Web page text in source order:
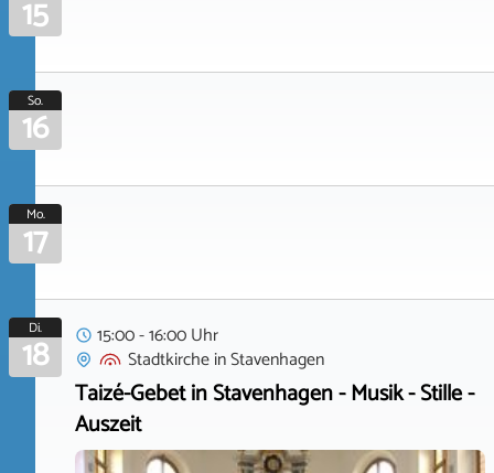
15
So.
16
Mo.
17
Di.
18
15:00 - 16:00 Uhr
StadtkircheinStavenhagen
Taizé-Gebet in Stavenhagen - Musik - Stille -
Auszeit